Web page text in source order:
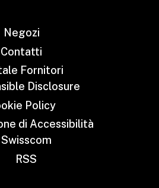
Negozi
Contatti
Fornitori
Disclosure
Policy
di Accessibilità
Swisscom
RSS